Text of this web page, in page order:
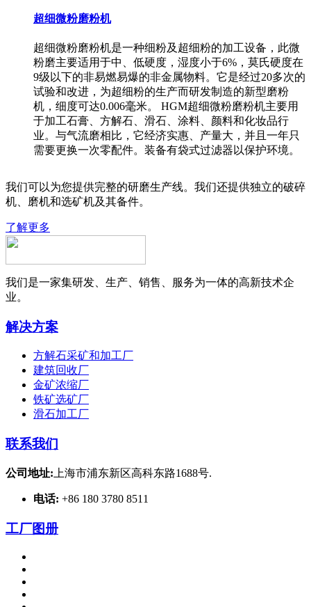
超细微粉磨粉机
超细微粉磨粉机是一种细粉及超细粉的加工设备，此微
粉磨主要适用于中、低硬度，湿度小于6%，莫氏硬度在
9级以下的非易燃易爆的非金属物料。它是经过20多次的
试验和改进，为超细粉的生产而研发制造的新型磨粉
机，细度可达0.006毫米。 HGM超细微粉磨粉机主要用
于加工石膏、方解石、滑石、涂料、颜料和化妆品行
业。与气流磨相比，它经济实惠、产量大，并且一年只
需要更换一次零配件。装备有袋式过滤器以保护环境。
我们可以为您提供完整的研磨生产线。我们还提供独立的破碎
机、磨机和选矿机及其备件。
了解更多
我们是一家集研发、生产、销售、服务为一体的高新技术企
业。
解决方案
方解石采矿和加工厂
建筑回收厂
金矿浓缩厂
铁矿选矿厂
滑石加工厂
联系我们
公司地址: 上海市浦东新区高科东路1688号.
电话: +86 180 3780 8511
工厂图册